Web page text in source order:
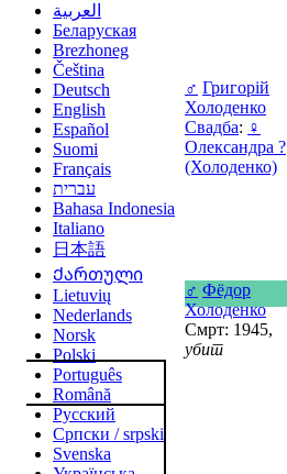
♂ Григорій
Холоденко
Свадба: ♀
Олександра ?
(Холоденко)
♂ Фёдор
Холоденко
Смрт: 1945,
убит
العربية
Беларуская
Brezhoneg
Čeština
Deutsch
English
Español
Suomi
Français
עברית
Bahasa Indonesia
Italiano
日本語
Ქართული
Lietuvių
Nederlands
Norsk
Polski
Português
Română
Русский
Српски / srpski
Svenska